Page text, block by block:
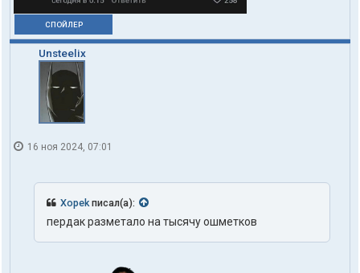
СПОЙЛЕР
Unsteelix
16 ноя 2024, 07:01
Xopekписал(а):
пердак разметало на тысячу ошметков